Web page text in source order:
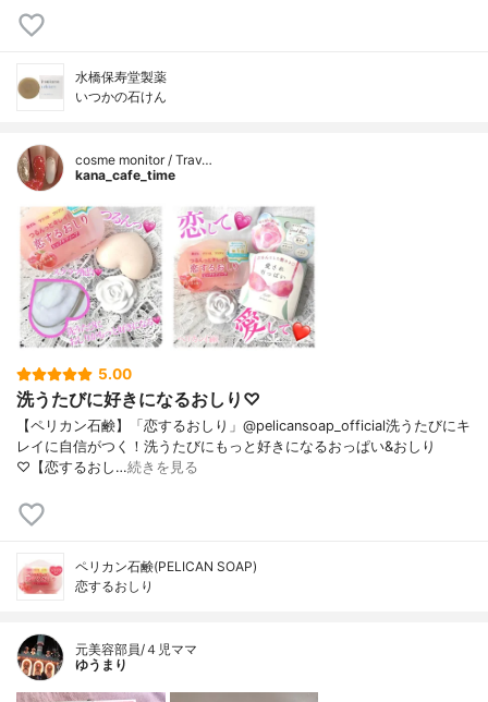
水橋保寿堂製薬
いつかの石けん
cosme monitor / Trav…
kana_cafe_time
5.00
洗うたびに好きになるおしり♡
【ペリカン石鹸】「恋するおしり」@pelicansoap_official洗うたびにキ
レイに自信がつく！洗うたびにもっと好きになるおっぱい&おしり
♡【恋するおし…続きを見る
ペリカン石鹸(PELICAN SOAP)
恋するおしり
元美容部員/４児ママ
ゆうまり